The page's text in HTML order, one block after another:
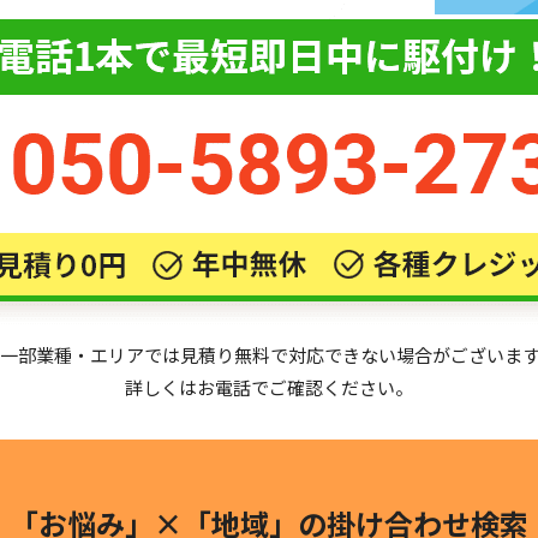
部業種・エリアでは見積り無料で対応できない場合がございま
詳しくはお電話でご確認ください。
「お悩み」×「地域」の掛け合わせ検索